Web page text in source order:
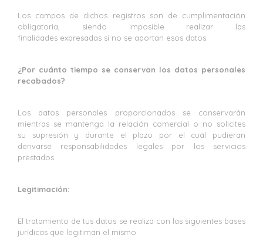
Los campos de dichos registros son de cumplimentación
obligatoria, siendo imposible realizar las
finalidades expresadas si no se aportan esos datos.
¿Por cuánto tiempo se conservan los datos personales
recabados?
Los datos personales proporcionados se conservarán
mientras se mantenga la relación comercial o no solicites
su supresión y durante el plazo por el cuál pudieran
derivarse responsabilidades legales por los servicios
prestados.
Legitimación:
El tratamiento de tus datos se realiza con las siguientes bases
jurídicas que legitiman el mismo: